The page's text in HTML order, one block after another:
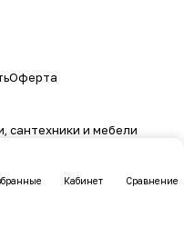
Кабинет Сравнение
Оферта
сантехники и мебели